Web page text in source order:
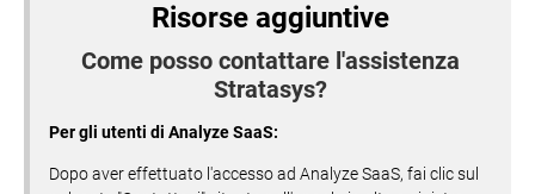
Risorse aggiuntive
Come posso contattare l'assistenza
Stratasys?
Per gli utenti di Analyze SaaS:
Dopo aver effettuato l'accesso ad Analyze SaaS, fai clic sul